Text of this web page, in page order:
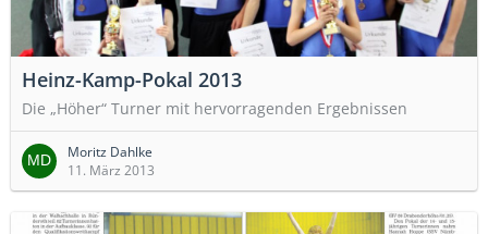
Heinz-Kamp-Pokal 2013
Die „Höher“ Turner mit hervorragenden Ergebnissen
Moritz Dahlke
11. März 2013